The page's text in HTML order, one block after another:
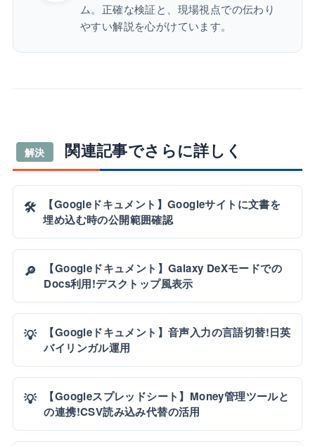
ム。正確な検証と、現場視点での伝わり
やすい解説を心がけています。
解決 関連記事でさらに詳しく
🛠️
【Googleドキュメント】Googleサイトに文書を
埋め込む時の公開範囲確認
🔎
【Googleドキュメント】Galaxy DeXモードでの
Docs利用!デスクトップ風表示
💡
【Googleドキュメント】音声入力の言語切替!日英
バイリンガル運用
💡
【Googleスプレッドシート】Money管理ツールと
の連携!CSV読み込み代替の活用